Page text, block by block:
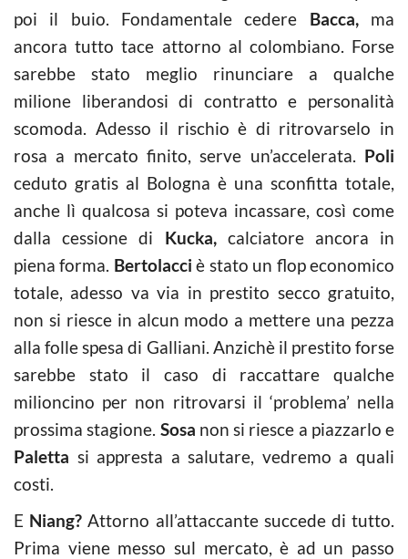
poi il buio. Fondamentale cedere Bacca,ma
ancora tutto tace attorno al colombiano. Forse
sarebbe stato meglio rinunciare a qualche
milione liberandosi di contratto e personalità
scomoda. Adesso il rischio è di ritrovarselo in
rosa a mercato finito, serve un’accelerata. Poli
ceduto gratis al Bologna è una sconfitta totale,
anche lì qualcosa si poteva incassare, così come
dalla cessione di Kucka,calciatore ancora in
piena forma. Bertolacci è stato un flop economico
totale, adesso va via in prestito secco gratuito,
non si riesce in alcun modo a mettere una pezza
alla folle spesa di Galliani. Anzichè il prestito forse
sarebbe stato il caso di raccattare qualche
milioncino per non ritrovarsi il ‘problema’ nella
prossima stagione. Sosa non si riesce a piazzarlo e
Paletta si appresta a salutare, vedremo a quali
costi.
E Niang? Attorno all’attaccante succede di tutto.
Prima viene messo sul mercato, è ad un passo